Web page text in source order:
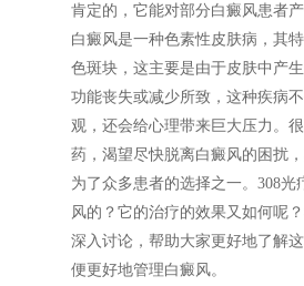
肯定的，它能对部分白癜风患者产
白癜风是一种色素性皮肤病，其
色斑块，这主要是由于皮肤中产
功能丧失或减少所致，这种疾病
观，还会给心理带来巨大压力。
药，渴望尽快脱离白癜风的困扰
为了众多患者的选择之一。308光
风的？它的治疗的效果又如何呢
深入讨论，帮助大家更好地了解
便更好地管理白癜风。